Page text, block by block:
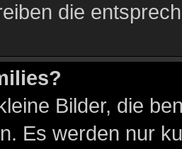
die
Bilder, die
Es werden nur